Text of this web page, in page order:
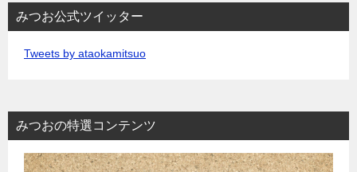
みつお公式ツイッター
Tweets by ataokamitsuo
みつおの特選コンテンツ